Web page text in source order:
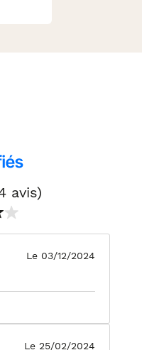
avis)
Le 03/12/2024
Le 25/02/2024